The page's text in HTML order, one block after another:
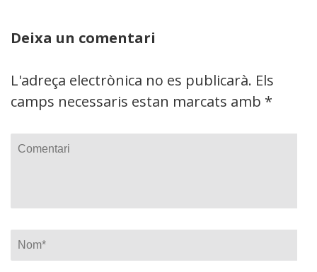
Deixa un comentari
L'adreça electrònica no es publicarà. Els
camps necessaris estan marcats amb *
Comentari
Nom*